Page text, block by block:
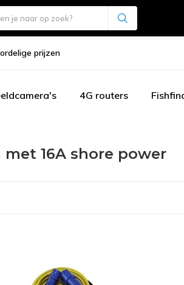
prijzen
4G routers
16A shore power